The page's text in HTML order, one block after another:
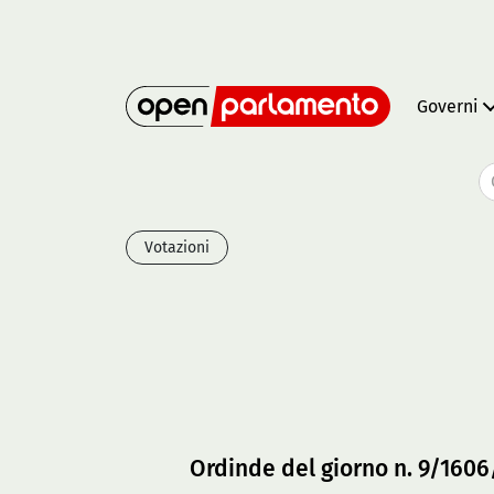
Governi
Votazioni
Ordinde del giorno n. 9/1606/